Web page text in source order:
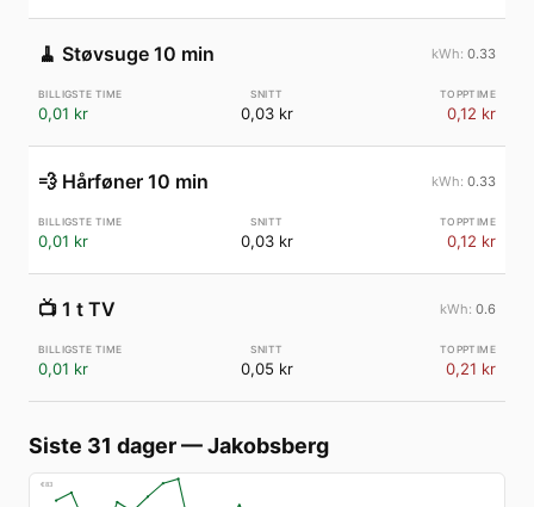
🧹 Støvsuge 10 min 0.33
0,01 kr 0,03 kr 0,12 kr
💨 Hårføner 10 min 0.33
0,01 kr 0,03 kr 0,12 kr
📺 1 t TV 0.6
0,01 kr 0,05 kr 0,21 kr
Siste 31 dager—Jakobsberg
€83